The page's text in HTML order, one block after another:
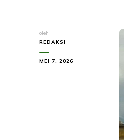
oleh
REDAKSI
MEI 7, 2026